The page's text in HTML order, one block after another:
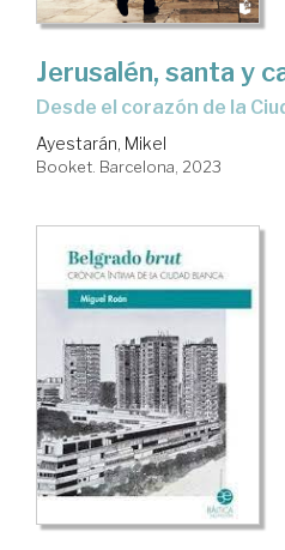
Jerusalén, santa y
desde el corazón de la
Ayestarán, Mikel
Booket. Barcelona, 2023